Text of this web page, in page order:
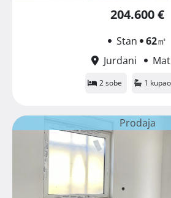
204.600 €
Stan 62㎡
Jurdani
2 sobe 1
Prodaja